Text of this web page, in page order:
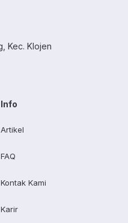
Kec. Klojen
Info
Artikel
FAQ
Kontak Kami
Karir